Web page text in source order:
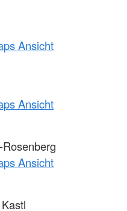
Ansicht
Ansicht
Ansicht